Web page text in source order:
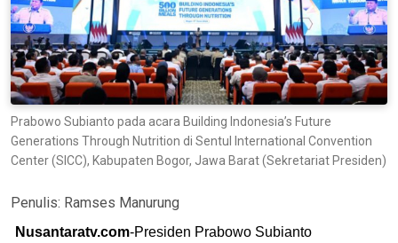
Prabowo Subianto pada acara Building Indonesia’s Future
Generations Through Nutrition di Sentul International Convention
Center (SICC), Kabupaten Bogor, Jawa Barat (Sekretariat Presiden)
Penulis: Ramses Manurung
Nusantaratv.com-Presiden Prabowo Subianto